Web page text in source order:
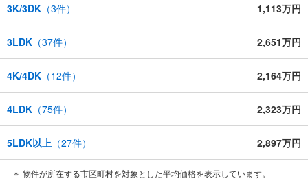
3K/3DK （3件） 1,113万円
3LDK （37件） 2,651万円
4K/4DK （12件） 2,164万円
4LDK （75件） 2,323万円
5LDK以上 （27件） 2,897万円
物件が所在する市区町村を対象とした平均価格を表示しています。